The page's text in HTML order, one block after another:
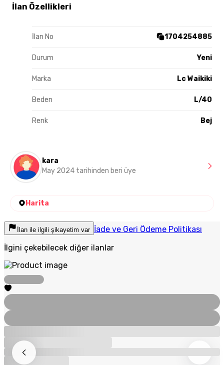
İlan Özellikleri
İlan No 1704254885
Durum Yeni
Marka Lc Waikiki
Beden L/40
Renk Bej
kara
May 2024 tarihinden beri üye
Harita
İlan ile ilgili şikayetim var İade ve Geri Ödeme Politikası
İlgini çekebilecek diğer ilanlar